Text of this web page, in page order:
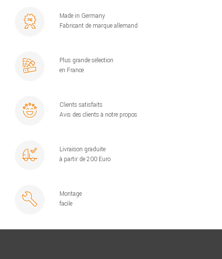
Made in Germany
Fabricant de marque allemand
Plus grande sélection
en France
Clients satisfaits
Avis des clients à notre propos
Livraison graduite
à partir de 200 Euro
Montage
facile